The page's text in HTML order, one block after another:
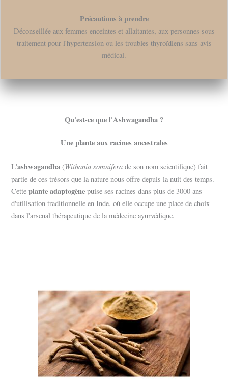
Précautions à prendre
Déconseillée aux femmes enceintes et allaitantes, aux personnes sous
traitement pour l'hypertension ou les troubles thyroïdiens sans avis
médical.
Qu'est-ce que l'Ashwagandha ?
Une plante aux racines ancestrales
L'ashwagandha (Withania somnifera de son nom scientifique) fait
partie de ces trésors que la nature nous offre depuis la nuit des temps.
Cetteplante adaptogène puise ses racines dans plus de 3000 ans
d'utilisation traditionnelle en Inde, où elle occupe une place de choix
dans l'arsenal thérapeutique de la médecine ayurvédique.